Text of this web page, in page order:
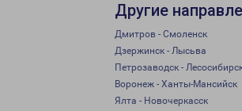
Другие
Дмитров - Смоленск
Дзержинск - Лысьва
Петрозаводск -
Воронеж - Ханты-Мансийск
Ялта - Новочеркасск